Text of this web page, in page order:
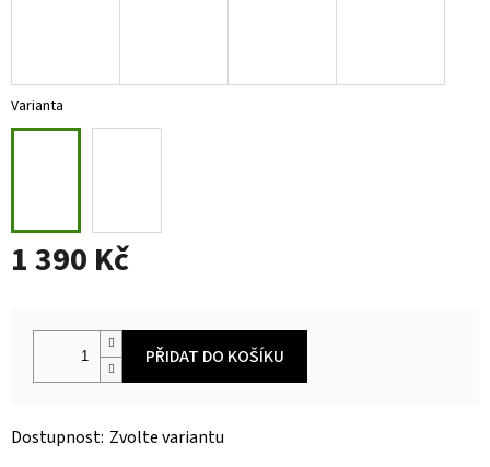
1 390 Kč
Zvolte variantu
Varianta
PŘIDAT DO KOŠÍKU